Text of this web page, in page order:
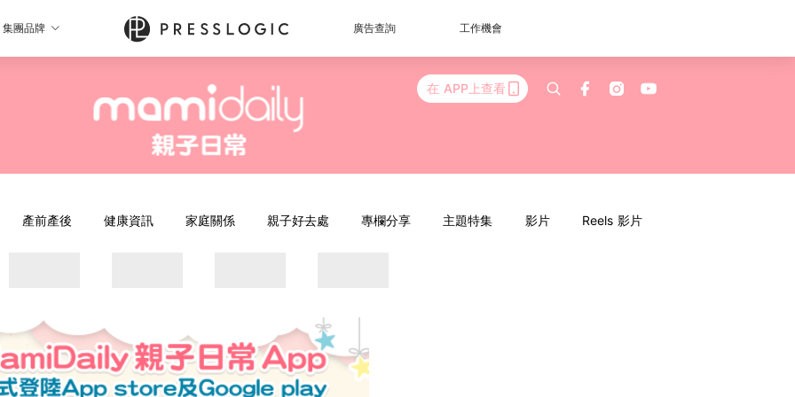
集團品牌 廣告查詢 工作機會
在 APP上查看
產前產後 健康資訊 家庭關係 親子好去處 專欄分享 主題特集 影片 Reels 影片